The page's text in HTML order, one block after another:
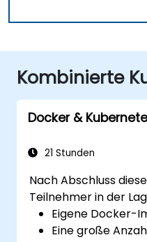
Kombinierte
Docker &
21 Stunden
Nach Abschluss
Teilnehmer in der
Eigene Docker-
Eine große